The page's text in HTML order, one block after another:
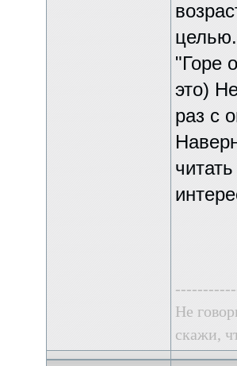
целью.
"Горе
это)
раз с
Не
скажи,